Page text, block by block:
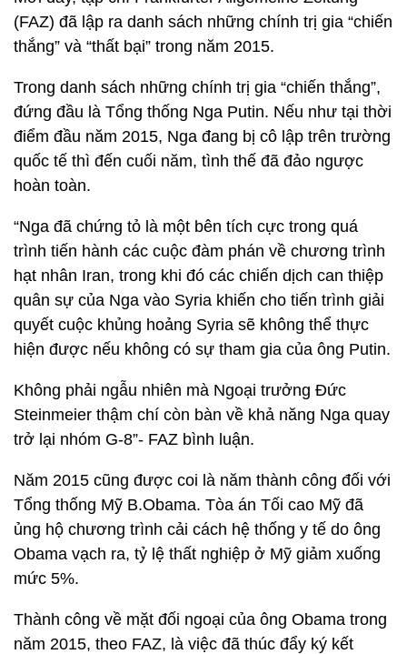
(FAZ) đã lập ra danh sách những chính trị gia “chiến
thắng” và “thất bại” trong năm 2015.
Trong danh sách những chính trị gia “chiến thắng”,
đứng đầu là Tổng thống Nga Putin. Nếu như tại thời
điểm đầu năm 2015, Nga đang bị cô lập trên trường
quốc tế thì đến cuối năm, tình thế đã đảo ngược
hoàn toàn.
“Nga đã chứng tỏ là một bên tích cực trong quá
trình tiến hành các cuộc đàm phán về chương trình
hạt nhân Iran, trong khi đó các chiến dịch can thiệp
quân sự của Nga vào Syria khiến cho tiến trình giải
quyết cuộc khủng hoảng Syria sẽ không thể thực
hiện được nếu không có sự tham gia của ông Putin.
Không phải ngẫu nhiên mà Ngoại trưởng Đức
Steinmeier thậm chí còn bàn về khả năng Nga quay
trở lại nhóm G-8”- FAZ bình luận.
Năm 2015 cũng được coi là năm thành công đối với
Tổng thống Mỹ B.Obama. Tòa án Tối cao Mỹ đã
ủng hộ chương trình cải cách hệ thống y tế do ông
Obama vạch ra, tỷ lệ thất nghiệp ở Mỹ giảm xuống
mức 5%.
Thành công về mặt đối ngoại của ông Obama trong
năm 2015, theo FAZ, là việc đã thúc đẩy ký kết